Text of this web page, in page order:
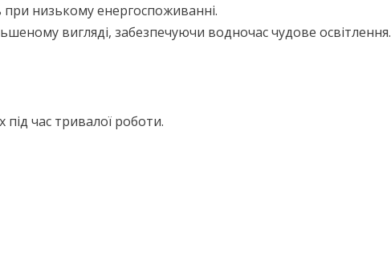
при низькому енергоспоживанні.
вигляді, забезпечуючи водночас чудове освітлення.
час тривалої роботи.